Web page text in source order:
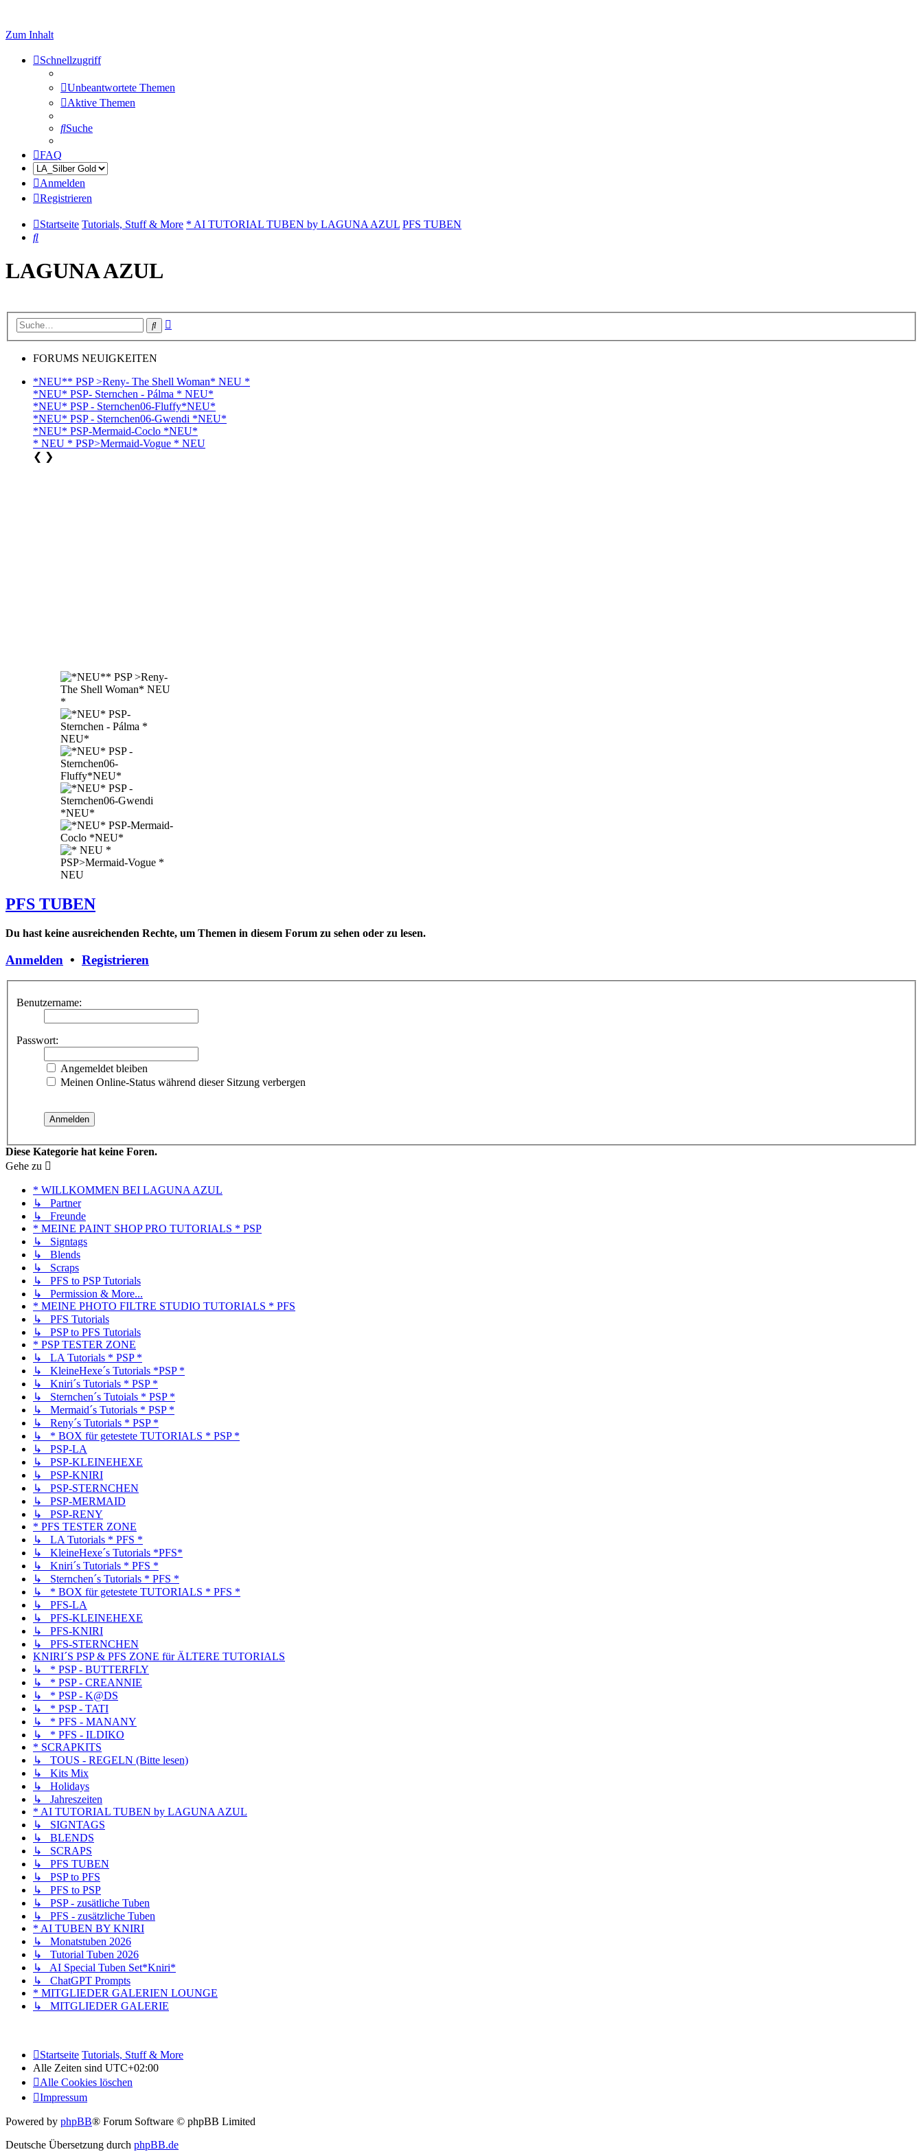
Zum Inhalt
Schnellzugriff
Unbeantwortete Themen
Aktive Themen
Suche
FAQ
Anmelden
Registrieren
Startseite Tutorials, Stuff & More * AI TUTORIAL TUBEN by LAGUNA AZUL PFS TUBEN
Suche
LAGUNA AZUL
Suche
FORUMS NEUIGKEITEN
*NEU** PSP >Reny- The Shell Woman* NEU *
*NEU* PSP- Sternchen - Pálma * NEU*
*NEU* PSP - Sternchen06-Fluffy*NEU*
*NEU* PSP - Sternchen06-Gwendi *NEU*
*NEU* PSP-Mermaid-Coclo *NEU*
* NEU * PSP>Mermaid-Vogue * NEU
❮ ❯
PFS TUBEN
Du hast keine ausreichenden Rechte, um Themen in diesem Forum zu sehen oder zu lesen.
Anmelden • Registrieren
Benutzername:
Passwort:
Angemeldet bleiben
Meinen Online-Status während dieser Sitzung verbergen
Diese Kategorie hat keine Foren.
Gehe zu
* WILLKOMMEN BEI LAGUNA AZUL
↳ Partner
↳ Freunde
* MEINE PAINT SHOP PRO TUTORIALS * PSP
↳ Signtags
↳ Blends
↳ Scraps
↳ PFS to PSP Tutorials
↳ Permission & More...
* MEINE PHOTO FILTRE STUDIO TUTORIALS * PFS
↳ PFS Tutorials
↳ PSP to PFS Tutorials
* PSP TESTER ZONE
↳ LA Tutorials * PSP *
↳ KleineHexe´s Tutorials *PSP *
↳ Kniri´s Tutorials * PSP *
↳ Sternchen´s Tutoials * PSP *
↳ Mermaid´s Tutorials * PSP *
↳ Reny´s Tutorials * PSP *
↳ * BOX für getestete TUTORIALS * PSP *
↳ PSP-LA
↳ PSP-KLEINEHEXE
↳ PSP-KNIRI
↳ PSP-STERNCHEN
↳ PSP-MERMAID
↳ PSP-RENY
* PFS TESTER ZONE
↳ LA Tutorials * PFS *
↳ KleineHexe´s Tutorials *PFS*
↳ Kniri´s Tutorials * PFS *
↳ Sternchen´s Tutorials * PFS *
↳ * BOX für getestete TUTORIALS * PFS *
↳ PFS-LA
↳ PFS-KLEINEHEXE
↳ PFS-KNIRI
↳ PFS-STERNCHEN
KNIRI´S PSP & PFS ZONE für ÄLTERE TUTORIALS
↳ * PSP - BUTTERFLY
↳ * PSP - CREANNIE
↳ * PSP - K@DS
↳ * PSP - TATI
↳ * PFS - MANANY
↳ * PFS - ILDIKO
* SCRAPKITS
↳ TOUS - REGELN (Bitte lesen)
↳ Kits Mix
↳ Holidays
↳ Jahreszeiten
* AI TUTORIAL TUBEN by LAGUNA AZUL
↳ SIGNTAGS
↳ BLENDS
↳ SCRAPS
↳ PFS TUBEN
↳ PSP to PFS
↳ PFS to PSP
↳ PSP - zusätliche Tuben
↳ PFS - zusätzliche Tuben
* AI TUBEN BY KNIRI
↳ Monatstuben 2026
↳ Tutorial Tuben 2026
↳ AI Special Tuben Set*Kniri*
↳ ChatGPT Prompts
* MITGLIEDER GALERIEN LOUNGE
↳ MITGLIEDER GALERIE
Startseite Tutorials, Stuff & More
Alle Zeiten sind UTC+02:00
Alle Cookies löschen
Impressum
Powered by phpBB® Forum Software © phpBB Limited
Deutsche Übersetzung durch phpBB.de